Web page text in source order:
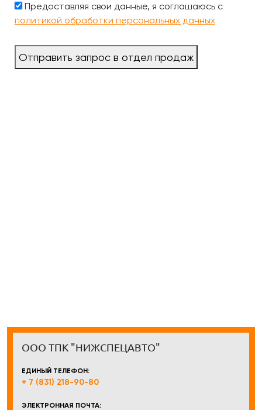
Предоставляя свои данные, я соглашаюсь с
политикой обработки персональных данных
Отправить запрос в отдел продаж
ООО ТПК "НИЖСПЕЦАВТО"
ЕДИНЫЙ ТЕЛЕФОН:
+ 7 (831) 218-90-80
ЭЛЕКТРОННАЯ ПОЧТА: